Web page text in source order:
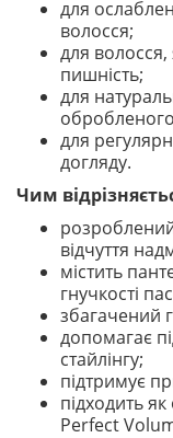
для
волосся;
для волосся,
пишність;
для
для
догляду.
Чим
відчуття
містить
гнучкості
збагачений
допомагає
стайлінгу;
підтримує
підходить
Perfect